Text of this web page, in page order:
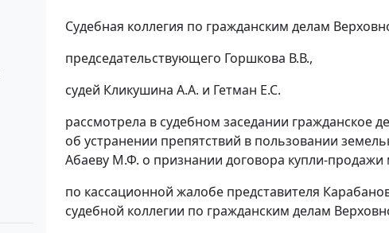
Судебная коллегия по гражданским делам
председательствующего Горшкова В.В.,
судей Кликушина А.А. и Гетман Е.С.
рассмотрела в судебном заседании гражданское
об устранении препятствий в пользовании
Абаеву М.Ф. о признании договора купли-продажи
по кассационной жалобе представителя
судебной коллегии по гражданским делам